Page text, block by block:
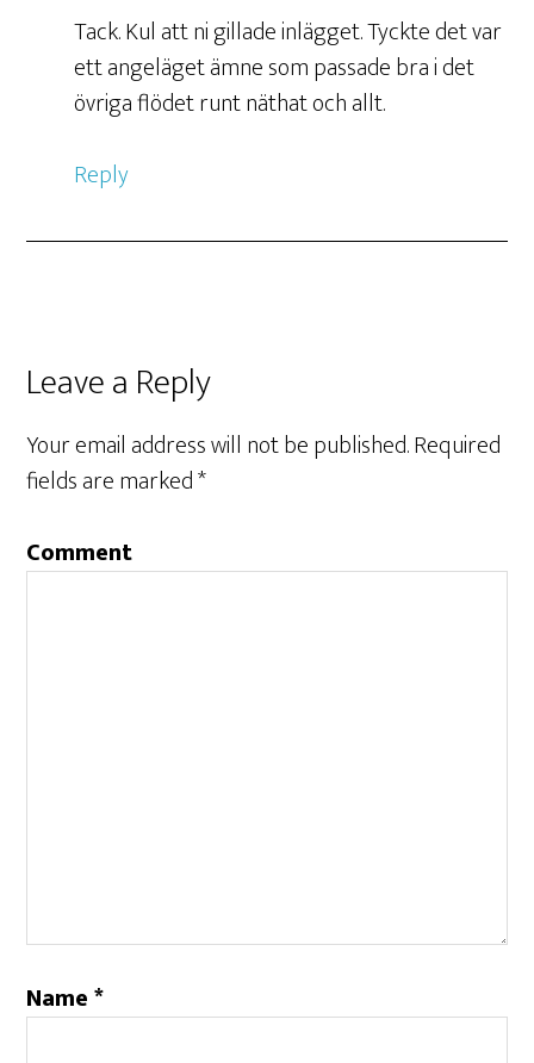
Tack. Kul att ni gillade inlägget. Tyckte det var
ett angeläget ämne som passade bra i det
övriga flödet runt näthat och allt.
Reply
Leave a Reply
Your email address will not be published.Required
fields are marked*
Comment
Name*